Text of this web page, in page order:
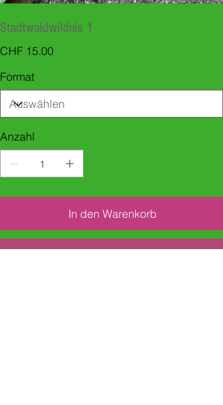
Stadtwaldwildnis 1
Preis
CHF 15.00
Format
Anzahl
In den Warenkorb